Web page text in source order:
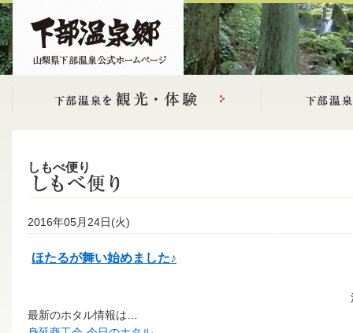
しもべ便り
2016年05月24日(火)
ほたるが舞い始めました♪
最新のホタル情報は…